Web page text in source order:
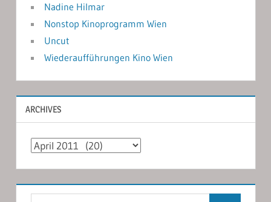
Nadine Hilmar
Nonstop Kinoprogramm Wien
Uncut
Wiederaufführungen Kino Wien
ARCHIVES
Archives